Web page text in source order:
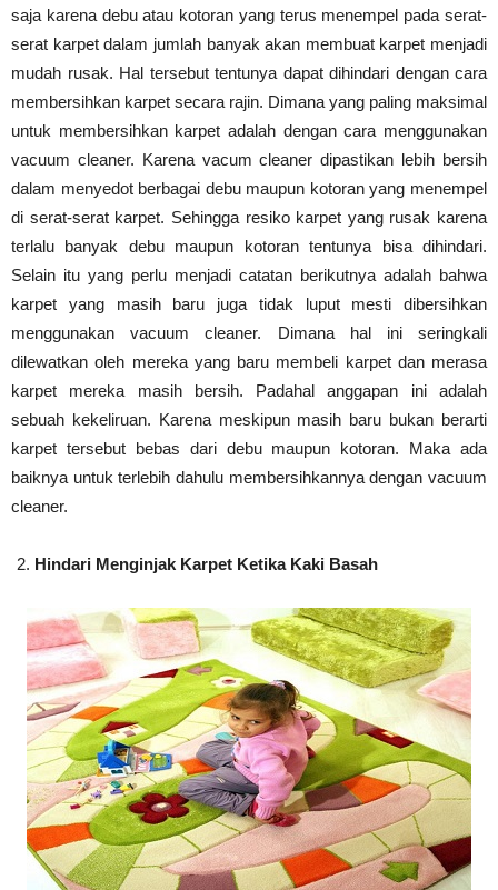
saja karena debu atau kotoran yang terus menempel pada serat-
serat karpet dalam jumlah banyak akan membuat karpet menjadi
mudah rusak. Hal tersebut tentunya dapat dihindari dengan cara
membersihkan karpet secara rajin. Dimana yang paling maksimal
untuk membersihkan karpet adalah dengan cara menggunakan
vacuum cleaner. Karena vacum cleaner dipastikan lebih bersih
dalam menyedot berbagai debu maupun kotoran yang menempel
di serat-serat karpet. Sehingga resiko karpet yang rusak karena
terlalu banyak debu maupun kotoran tentunya bisa dihindari.
Selain itu yang perlu menjadi catatan berikutnya adalah bahwa
karpet yang masih baru juga tidak luput mesti dibersihkan
menggunakan vacuum cleaner. Dimana hal ini seringkali
dilewatkan oleh mereka yang baru membeli karpet dan merasa
karpet mereka masih bersih. Padahal anggapan ini adalah
sebuah kekeliruan. Karena meskipun masih baru bukan berarti
karpet tersebut bebas dari debu maupun kotoran. Maka ada
baiknya untuk terlebih dahulu membersihkannya dengan vacuum
cleaner.
Hindari Menginjak Karpet Ketika Kaki Basah